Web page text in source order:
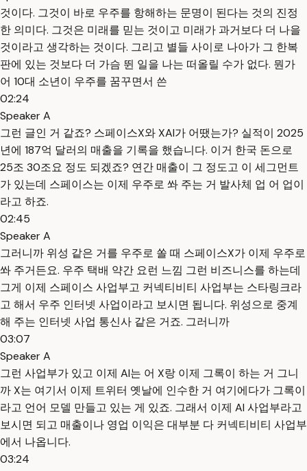
것이다. 그것이 바로 우주를 항해하는 문명이 된다는 것의 진정
한 의미다. 그것은 미래를 믿는 것이고 미래가 과거보다 더 나을
것이라고 생각하는 것이다. 그리고 별들 사이로 나아가 그 한복
판에 있는 것보다 더 가슴 뛴 일을 나는 떠올릴 수가 없다. 뭔가
어 10대 소년이 우주를 꿈꾸면서 쓴
02:24
Speaker A
그런 글인 거 같죠? 스페이스X와 XAI가 어땠는가? 실적이 2025
년에 187억 달러의 매출을 기록을 했습니다. 이거 한국 돈으로
25조 30조요 정도 되겠죠? 연간 매출이 그 정도고 이 세그먼트
가 있는데 스페이스는 이제 우주로 쏴 주는 거 발사체 업 어 업이
라고 하죠.
02:45
Speaker A
그러니까 위성 같은 거를 우주로 쏠 때 스페이스X가 이제 우주로
쏴 주거든요. 우주 택배 약간 요런 느낌 그런 비즈니스를 하는데
그게 이제 스페이스 사업부고 커넥티비티 사업부는 스타링크라
고 해서 우주 인터넷 사업이라고 보시면 됩니다. 위성으로 중계
해 주는 인터넷 사업 통신사 같은 거죠. 그러니까
03:07
Speaker A
그런 사업부가 있고 이제 AI는 어 X랑 이제 그록이 하는 거 그니
까 X는 여기서 이제 트위터 옛날에 인수한 거 여기에다가 그록이
라고 언어 모델 만들고 있는 게 있죠. 그래서 이제 AI 사업부라고
보시면 되고 매출이나 영업 이익은 대부분 다 커넥티비티 사업부
에서 나옵니다.
03:24